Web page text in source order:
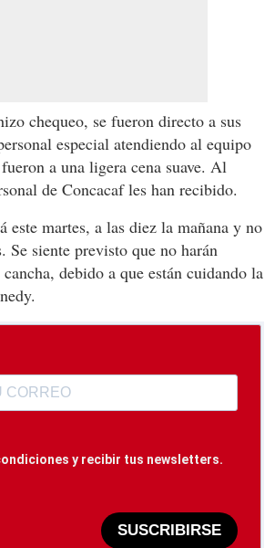
chequeo, se fueron directo a sus
especial atendiendo al equipo
a una ligera cena suave. Al
de Concacaf les han recibido.
este martes, a las diez la mañana y no
Se siente previsto que no harán
debido a que están cuidando la
y recibir tus newsletters.
SUSCRIBIRSE